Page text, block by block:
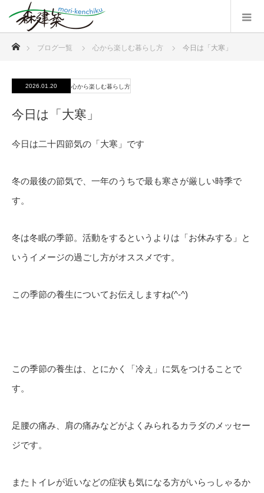
ブログ一覧 心から楽しむ暮らし方 今日は「大寒」
2026.01.20 心から楽しむ暮らし方
今日は「大寒」
今日は二十四節気の「大寒」です
冬の最後の節気で、一年のうちで最も寒さが厳しい時季で
す。
冬は冬眠の季節。活動をするというよりは「お休みする」と
いうイメージの過ごし方がオススメです。
この季節の養生についてお伝えしますね(^-^)
この季節の養生は、とにかく「冷え」に気をつけることで
す。
足腰の痛み、肩の痛みなどがよくみられるカラダのメッセー
ジです。
またトイレが近いなどの症状も気になる方がいらっしゃるか